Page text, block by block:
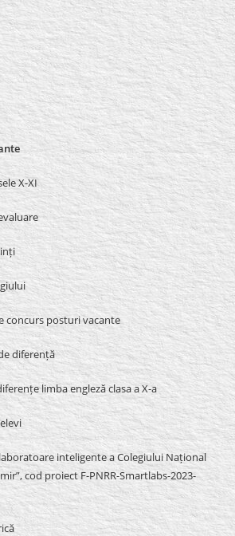
X-XI
concurs posturi vacante
diferență
limba engleză clasa a X-a
inteligente a Colegiului Național
cod proiect F-PNRR-Smartlabs-2023-